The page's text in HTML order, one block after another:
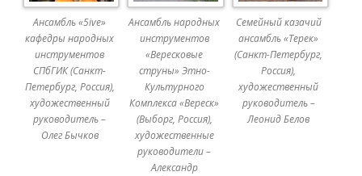
Ансамбль «5ive»
кафедры народных
инструментов
СПбГИК (Санкт-
Петербург, Россия),
художественный
руководитель –
Олег Бычков
Ансамбль народных
инструментов
«Вересковые
струны» Этно-
Культурного
Комплекса «Вереск»
(Выборг, Россия),
художественные
руководители –
Александр
Семейный казачий
ансамбль «Терек»
(Санкт-Петербург,
Россия),
художественный
руководитель –
Леонид Белов